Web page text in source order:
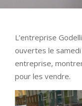
L’entreprise
ouvertes le
entreprise,
pour les vendre.